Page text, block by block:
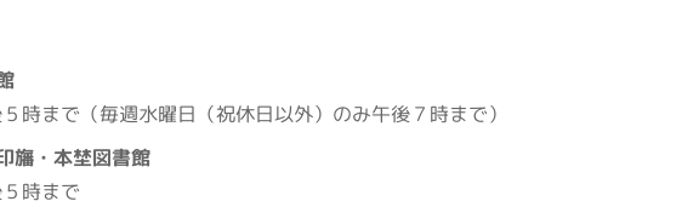
時まで（毎週水曜日（祝休日以外）のみ午後７時まで）
旛・本埜図書館
時まで